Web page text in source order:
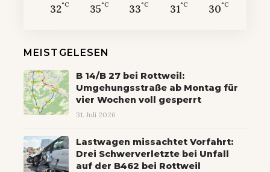
32°C 35°C 33°C 31°C 30°C
MEISTGELESEN
B 14/B 27 bei Rottweil:
Umgehungsstraße ab Montag für
vier Wochen voll gesperrt
31. Juli 2026
Lastwagen missachtet Vorfahrt:
Drei Schwerverletzte bei Unfall
auf der B462 bei Rottweil